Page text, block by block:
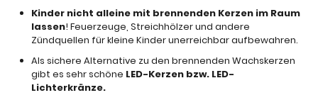
Kinder nicht alleine mit brennenden Kerzen im Raum
lassen! Feuerzeuge, Streichhölzer und andere
Zündquellen für kleine Kinder unerreichbar aufbewahren.
Als sichere Alternative zu den brennenden Wachskerzen
gibt es sehr schöne LED-Kerzen bzw. LED-
Lichterkränze.